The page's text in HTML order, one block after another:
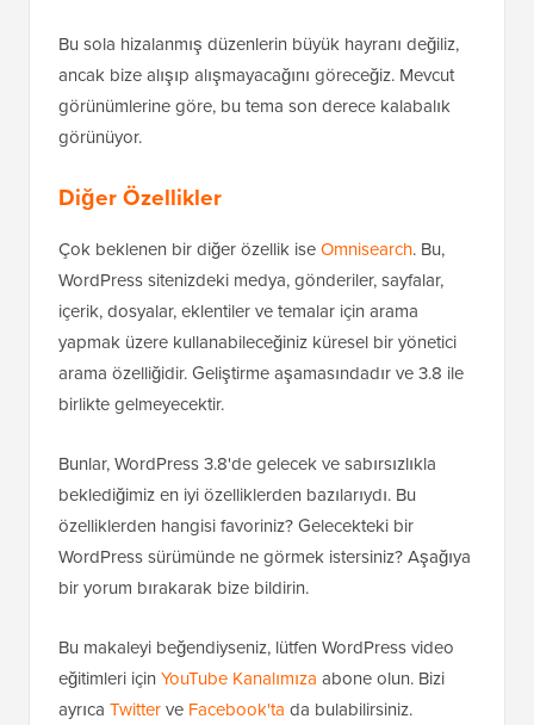
Bu sola hizalanmış düzenlerin büyük hayranı değiliz,
ancak bize alışıp alışmayacağını göreceğiz. Mevcut
görünümlerine göre, bu tema son derece kalabalık
görünüyor.
Diğer Özellikler
Çok beklenen bir diğer özellik iseOmnisearch. Bu,
WordPress sitenizdeki medya, gönderiler, sayfalar,
içerik, dosyalar, eklentiler ve temalar için arama
yapmak üzere kullanabileceğiniz küresel bir yönetici
arama özelliğidir. Geliştirme aşamasındadır ve 3.8 ile
birlikte gelmeyecektir.
Bunlar, WordPress 3.8'de gelecek ve sabırsızlıkla
beklediğimiz en iyi özelliklerden bazılarıydı. Bu
özelliklerden hangisi favoriniz? Gelecekteki bir
WordPress sürümünde ne görmek istersiniz? Aşağıya
bir yorum bırakarak bize bildirin.
Bu makaleyi beğendiyseniz, lütfen WordPress video
eğitimleri için YouTube Kanalımıza abone olun. Bizi
ayrıca Twitterve Facebook'ta da bulabilirsiniz.